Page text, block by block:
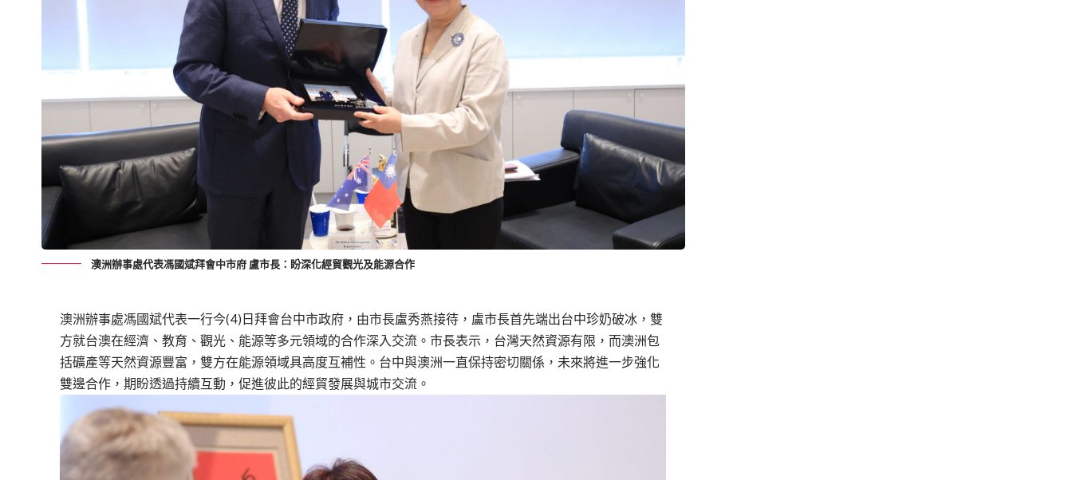
澳洲辦事處代表馮國斌拜會中市府 盧市長：盼深化經貿觀光及能源合作
澳洲辦事處馮國斌代表一行今(4)日拜會台中市政府，由市長盧秀燕接待，盧市長首先端出台中珍奶破冰，雙
方就台澳在經濟、教育、觀光、能源等多元領域的合作深入交流。市長表示，台灣天然資源有限，而澳洲包
括礦產等天然資源豐富，雙方在能源領域具高度互補性。台中與澳洲一直保持密切關係，未來將進一步強化
雙邊合作，期盼透過持續互動，促進彼此的經貿發展與城市交流。